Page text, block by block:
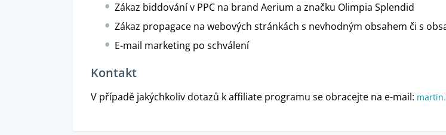
Zákaz biddování v PPC na brand Aerium a značku Olimpia Splendid
Zákaz propagace na webových stránkách s nevhodným obsahem či s
E-mail marketing po schválení
Kontakt
V případě jakýchkoliv dotazů k affiliate programu se obracejte na e-mail: